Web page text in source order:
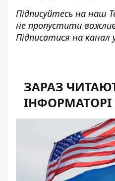
Підписуйтесь на наш
не пропустити
Підписатися на
ЗАРАЗ
ІНФОРМАТОРІ